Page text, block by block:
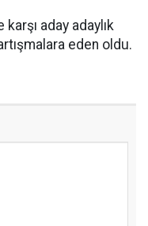
karşı aday adaylık
eden oldu.